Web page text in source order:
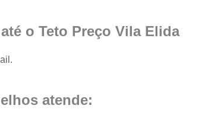
Fechamento de
o Teto Preço Vila Elida
atende: